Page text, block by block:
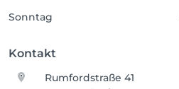
Sonntag
Kontakt
Rumfordstraße 41